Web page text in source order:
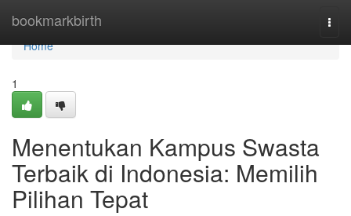
bookmarkbirth
Home
Home
1
Menentukan Kampus Swasta
Terbaik di Indonesia: Memilih
Pilihan Tepat